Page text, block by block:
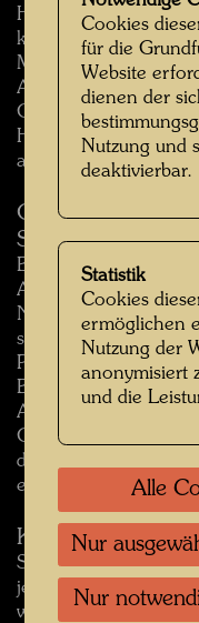
Hundertwasser
keine Befürwortung
Meinung,
Ausdruck gebracht
Gemeinnützige
Haftung in
ab.
Bei der Nutzung von
Art und Weise
stimmen zu, Die
Privatstiftung
Bezug auf
Aufwendungen,
Gerichtsurteilen,
die durch die
entstehen.
KÜNDIGUNGS-/
Sie können die
jederzeit beenden.
Cookies
für die
Website
dienen der
Nutzung und
deaktivierbar.
Statistik
Cookies
ermöglichen
Nutzung der
anonymisiert
und die
Alle
Nur
Nur